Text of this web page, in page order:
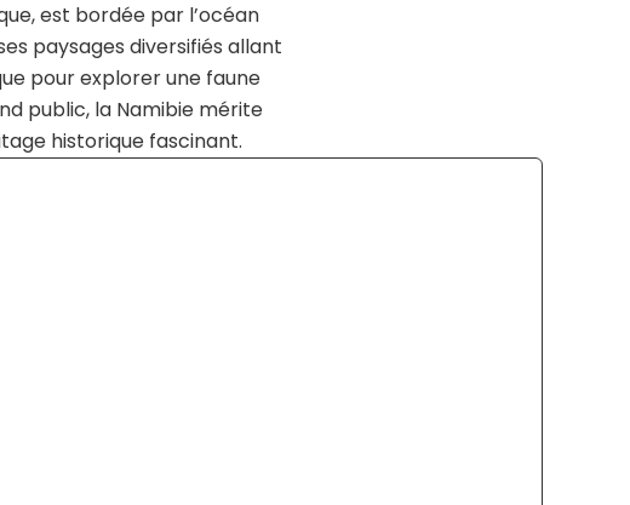
est bordée par l’océan
paysages diversifiés allant
pour explorer une faune
public, la Namibie mérite
historique fascinant.